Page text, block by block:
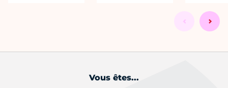
Vous êtes...